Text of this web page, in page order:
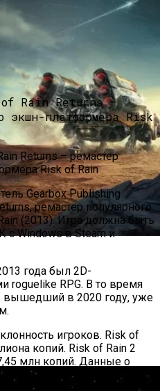
Над Новым Игровым
Playables
Gearbox Publishing
ремастер популярного
(2013). Игра должна быть
с Windows в Steam и
года был 2D-
roguelike RPG. В то время
вышедший в 2020 году, уже
игроков. Risk of
копий. Risk of Rain 2
млн копий. Данные о